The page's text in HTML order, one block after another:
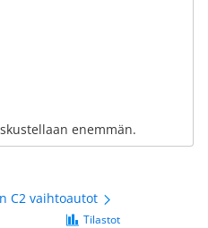
enemmän.
C2 vaihtoautot
Tilastot